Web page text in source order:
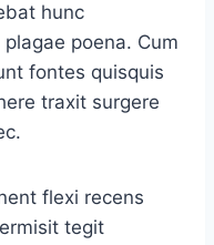
hunc
poena. Cum
fontes quisquis
traxit surgere
flexi recens
tegit